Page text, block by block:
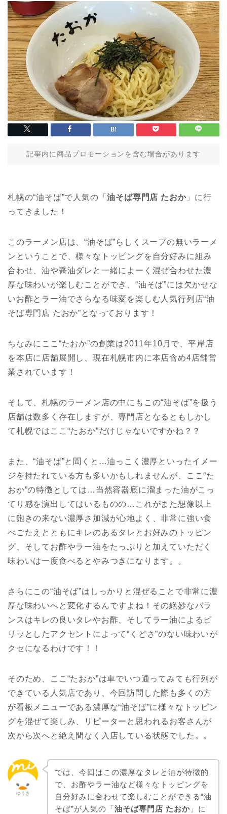
記事内に商品プロモーションを含む場合があります
札幌の“油そば”で人気の「油そば専門店 たおか」に行
ってきました！
このラーメン店は、“油そば”らしくスープの無いラーメ
ンということで、様々なトッピングを自分好みに組み
合わせ、油や醤油ダレと一緒によーく混ぜ合わせた濃
厚な味わいが楽しむことができ、“油そば”には欠かせな
いお酢とラー油でさらなる味変を楽しむ人気行列店“油
そば専門店 たおか”となっております！
ちなみにここ“たおか”の創業は2011年10月で、平岸店
を本店に店舗展開し、現在札幌市内に本店含め4店舗営
業されています！
そして、札幌のラーメン店の中にもこの“油そば”を扱う
店舗は数多く存在しますが、専門店となるともしかし
て札幌ではここ“たおか”だけじゃないですかね？？
また、“油そば”と聞くと…油っこく濃厚といったイメー
ジを持たれている方も多いかもしれませんが、ここ“た
おか”の特徴としては…当然容器底に溜まった油がこっ
てり感を演出してはいるものの…これがまた想像以上
に飽きの来ない濃厚さ加減が心地よく、非常に強い食
べごたえとともにキレのあるタレとお好みのトッピン
グ、そしてお酢やラー油をたっぷりと加えていただく
味わいは一度食べるとやみつきになります。。
さらにこの“油そば”はしっかりと混ぜることで非常に濃
厚な味わいへと変化するんですよね！その絶妙なバラ
ンスはキレの良いタレやお酢、そしてラー油によるピ
リッとしたアクセントによって“くどさ”のない味わいが
クセになるわけです！！
そのため、ここ“たおか”は車でいつ通ってみても行列が
できている人気店であり、今回訪問した際も多くの方
が看板メニューである濃厚な“油そば”に様々なトッピン
グを混ぜて楽しみ、リピーターと思われるお客さんが
次から次へと絶え間なく入店している状態でした。。
ゆうき
では、今回はこの濃厚なタレと油が特徴的
で、お酢やラー油など様々なトッピングを
自分好みに合わせて楽しむことができる“油
そば”が人気の「油そば専門店 たおか」に